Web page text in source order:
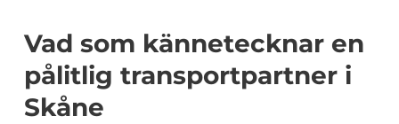
Vad som kännetecknar en
pålitlig transportpartner i
Skåne